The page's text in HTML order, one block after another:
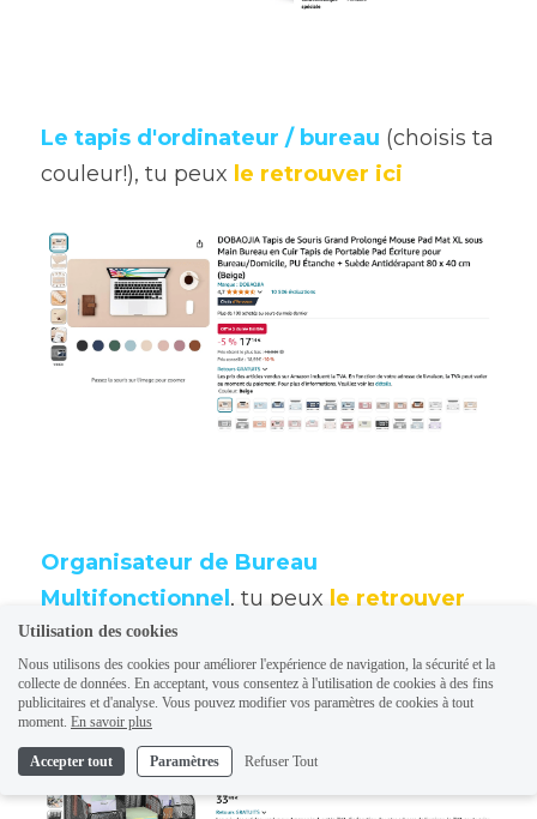
Le tapis d'ordinateur / bureau (choisis ta
couleur!), tu peux le retrouver ici
Organisateur de Bureau
Multifonctionnel , tu peux le retrouver
ici (il ne prend pas de place ! )
Utilisation des cookies
Nous utilisons des cookies pour améliorer l'expérience de navigation, la sécurité et la
collecte de données. En acceptant, vous consentez à l'utilisation de cookies à des fins
publicitaires et d'analyse. Vous pouvez modifier vos paramètres de cookies à tout
moment. En savoir plus
Accepter tout Paramètres Refuser Tout